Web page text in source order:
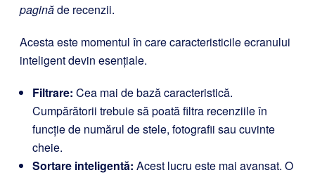
paginăde recenzii.
Acesta este momentul în care caracteristicile ecranului
inteligent devin esențiale.
Filtrare: Cea mai de bază caracteristică.
Cumpărătorii trebuie să poată filtra recenziile în
funcție de numărul de stele, fotografii sau cuvinte
cheie.
Sortare inteligentă: Acest lucru este mai avansat. O